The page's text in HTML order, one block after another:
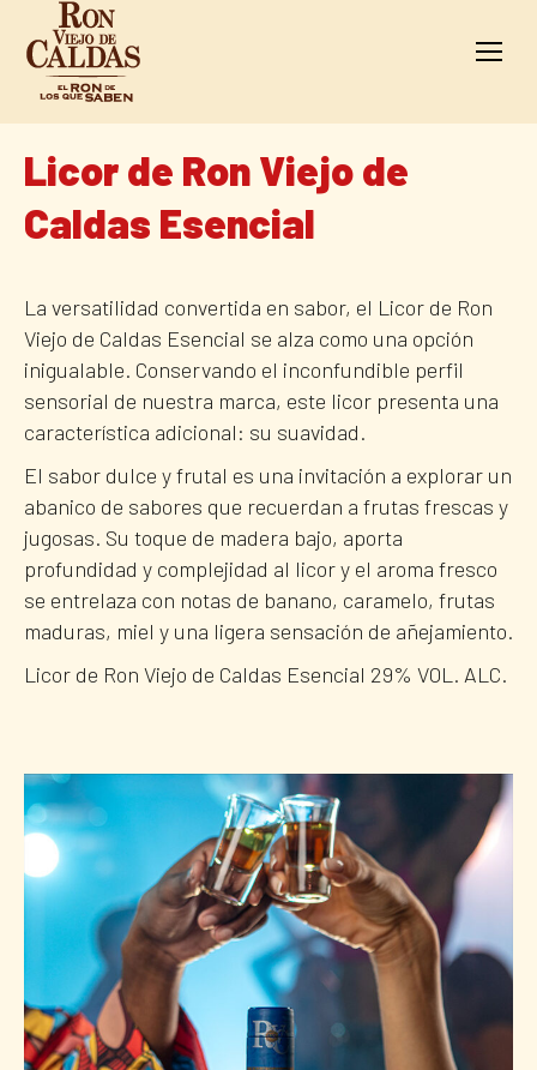
Licor de Ron Viejo de
Caldas Esencial
La versatilidad convertida en sabor, el Licor de Ron
Viejo de Caldas Esencial se alza como una opción
inigualable. Conservando el inconfundible perfil
sensorial de nuestra marca, este licor presenta una
característica adicional: su suavidad.
El sabor dulce y frutal es una invitación a explorar un
abanico de sabores que recuerdan a frutas frescas y
jugosas. Su toque de madera bajo, aporta
profundidad y complejidad al licor y el aroma fresco
se entrelaza con notas de banano, caramelo, frutas
maduras, miel y una ligera sensación de añejamiento.
Licor de Ron Viejo de Caldas Esencial 29% VOL. ALC.